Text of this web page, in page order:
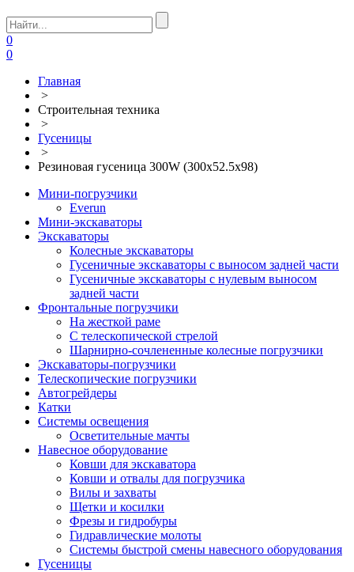
0
0
Главная
>
Строительная техника
>
Гусеницы
>
Резиновая гусеница 300W (300х52.5х98)
Мини-погрузчики
Everun
Мини-экскаваторы
Экскаваторы
Колесные экскаваторы
Гусеничные экскаваторы с выносом задней части
Гусеничные экскаваторы с нулевым выносом
задней части
Фронтальные погрузчики
На жесткой раме
С телескопической стрелой
Шарнирно-сочлененные колесные погрузчики
Экскаваторы-погрузчики
Телескопические погрузчики
Автогрейдеры
Катки
Системы освещения
Осветительные мачты
Навесное оборудование
Ковши для экскаватора
Ковши и отвалы для погрузчика
Вилы и захваты
Щетки и косилки
Фрезы и гидробуры
Гидравлические молоты
Системы быстрой смены навесного оборудования
Гусеницы